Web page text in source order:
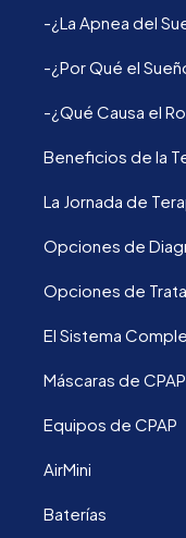
-¿La Apnea del
-¿Por Qué el
-¿Qué Causa el
Beneficios de la
La Jornada de
Opciones de
Opciones de
El Sistema
Máscaras de CPAP
Equipos de CPAP
AirMini
Baterías